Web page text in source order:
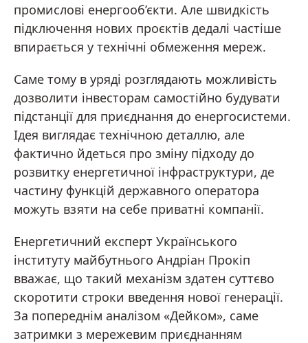
промислові енергооб’єкти. Але швидкість
підключення нових проєктів дедалі частіше
впирається у технічні обмеження мереж.
Саме тому в уряді розглядають можливість
дозволити інвесторам самостійно будувати
підстанції для приєднання до енергосистеми.
Ідея виглядає технічною деталлю, але
фактично йдеться про зміну підходу до
розвитку енергетичної інфраструктури, де
частину функцій державного оператора
можуть взяти на себе приватні компанії.
Енергетичний експерт Українського
інституту майбутнього Андріан Прокіп
вважає, що такий механізм здатен суттєво
скоротити строки введення нової генерації.
За попереднім аналізом «Дейком», саме
затримки з мережевим приєднанням